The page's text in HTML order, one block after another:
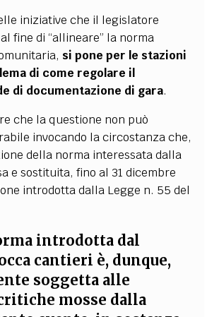
iniziative che il legislatore
fine di “allineare” la norma
si pone per le stazioni
di come regolare il
di documentazione di gara.
che la questione non può
invocando la circostanza che,
della norma interessata dalla
e sostituita, fino al 31 dicembre
introdotta dalla Legge n. 55 del
introdotta dal
cantieri è, dunque,
soggetta alle
mosse dalla